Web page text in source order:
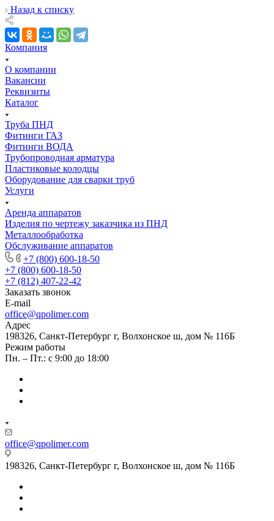
Назад к списку
Компания
О компании
Вакансии
Реквизиты
Каталог
Труба ПНД
Фитинги ГАЗ
Фитинги ВОДА
Трубопроводная арматура
Пластиковые колодцы
Оборудование для сварки труб
Услуги
Аренда аппаратов
Изделия по чертежу заказчика из ПНД
Металлообработка
Обслуживание аппаратов
+7 (800) 600-18-50
+7 (800) 600-18-50
+7 (812) 407-22-42
Заказать звонок
E-mail
office@qpolimer.com
Адрес
198326, Санкт-Петербург г, Волхонское ш, дом № 116Б
Режим работы
Пн. – Пт.: с 9:00 до 18:00
office@qpolimer.com
198326, Санкт-Петербург г, Волхонское ш, дом № 116Б